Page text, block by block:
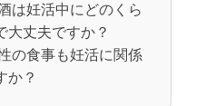
は妊活中にどのくら
大丈夫ですか？
の食事も妊活に関係
か？